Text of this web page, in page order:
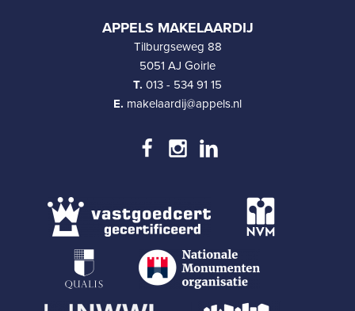
APPELS MAKELAARDIJ
Tilburgseweg 88
5051 AJ Goirle
T. 013 - 534 91 15
E. makelaardij@appels.nl